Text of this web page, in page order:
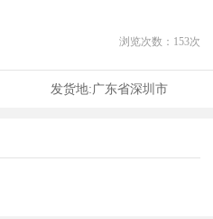
浏览次数： 153次
发货地:广东省深圳市